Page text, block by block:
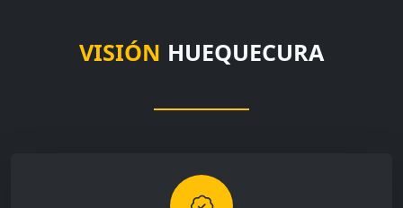
VISIÓN HUEQUECURA